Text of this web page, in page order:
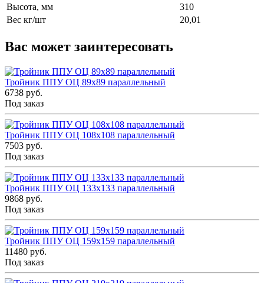
Высота, мм
310
Вес кг/шт
20,01
Вас может заинтересовать
Тройник ППУ ОЦ 89x89 параллельный
6738 руб.
Под заказ
Тройник ППУ ОЦ 108x108 параллельный
7503 руб.
Под заказ
Тройник ППУ ОЦ 133x133 параллельный
9868 руб.
Под заказ
Тройник ППУ ОЦ 159x159 параллельный
11480 руб.
Под заказ